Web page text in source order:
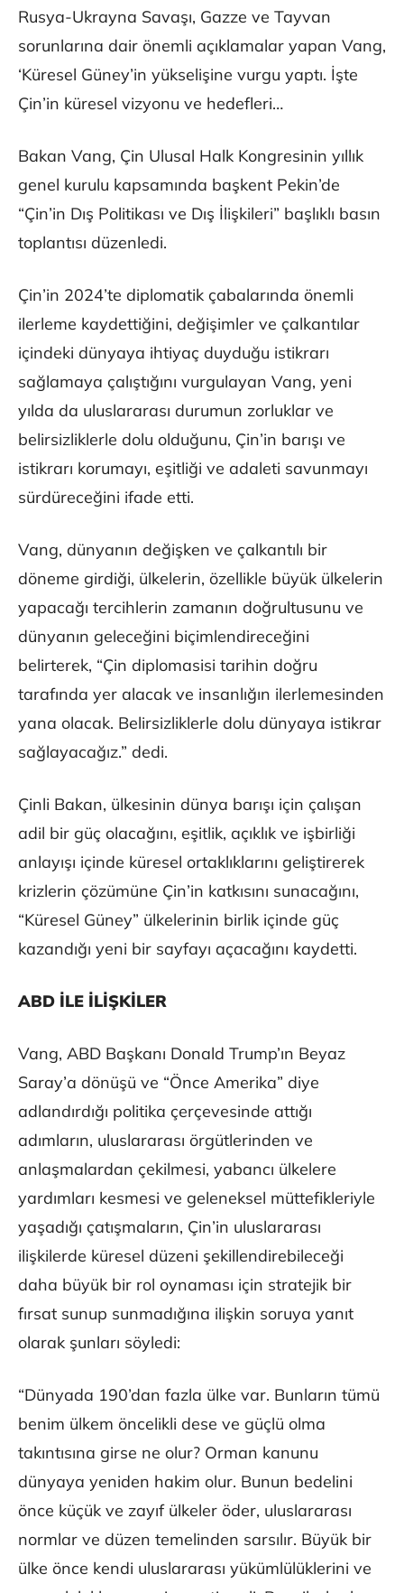
Rusya-Ukrayna Savaşı, Gazze ve Tayvan
sorunlarına dair önemli açıklamalar yapan Vang,
‘Küresel Güney’in yükselişine vurgu yaptı. İşte
Çin’in küresel vizyonu ve hedefleri…
Bakan Vang, Çin Ulusal Halk Kongresinin yıllık
genel kurulu kapsamında başkent Pekin’de
“Çin’in Dış Politikası ve Dış İlişkileri” başlıklı basın
toplantısı düzenledi.
Çin’in 2024’te diplomatik çabalarında önemli
ilerleme kaydettiğini, değişimler ve çalkantılar
içindeki dünyaya ihtiyaç duyduğu istikrarı
sağlamaya çalıştığını vurgulayan Vang, yeni
yılda da uluslararası durumun zorluklar ve
belirsizliklerle dolu olduğunu, Çin’in barışı ve
istikrarı korumayı, eşitliği ve adaleti savunmayı
sürdüreceğini ifade etti.
Vang, dünyanın değişken ve çalkantılı bir
döneme girdiği, ülkelerin, özellikle büyük ülkelerin
yapacağı tercihlerin zamanın doğrultusunu ve
dünyanın geleceğini biçimlendireceğini
belirterek, “Çin diplomasisi tarihin doğru
tarafında yer alacak ve insanlığın ilerlemesinden
yana olacak. Belirsizliklerle dolu dünyaya istikrar
sağlayacağız.” dedi.
Çinli Bakan, ülkesinin dünya barışı için çalışan
adil bir güç olacağını, eşitlik, açıklık ve işbirliği
anlayışı içinde küresel ortaklıklarını geliştirerek
krizlerin çözümüne Çin’in katkısını sunacağını,
“Küresel Güney” ülkelerinin birlik içinde güç
kazandığı yeni bir sayfayı açacağını kaydetti.
ABD İLE İLİŞKİLER
Vang, ABD Başkanı Donald Trump’ın Beyaz
Saray’a dönüşü ve “Önce Amerika” diye
adlandırdığı politika çerçevesinde attığı
adımların, uluslararası örgütlerinden ve
anlaşmalardan çekilmesi, yabancı ülkelere
yardımları kesmesi ve geleneksel müttefikleriyle
yaşadığı çatışmaların, Çin’in uluslararası
ilişkilerde küresel düzeni şekillendirebileceği
daha büyük bir rol oynaması için stratejik bir
fırsat sunup sunmadığına ilişkin soruya yanıt
olarak şunları söyledi:
“Dünyada 190’dan fazla ülke var. Bunların tümü
benim ülkem öncelikli dese ve güçlü olma
takıntısına girse ne olur? Orman kanunu
dünyaya yeniden hakim olur. Bunun bedelini
önce küçük ve zayıf ülkeler öder, uluslararası
normlar ve düzen temelinden sarsılır. Büyük bir
ülke önce kendi uluslararası yükümlülüklerini ve